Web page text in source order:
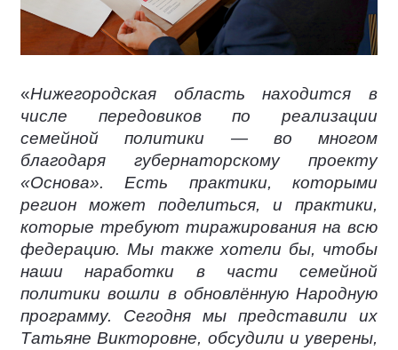
«Нижегородская область находится в
числе передовиков по реализации
семейной политики — во многом
благодаря губернаторскому проекту
«Основа». Есть практики, которыми
регион может поделиться, и практики,
которые требуют тиражирования на всю
федерацию. Мы также хотели бы, чтобы
наши наработки в части семейной
политики вошли в обновлённую Народную
программу. Сегодня мы представили их
Татьяне Викторовне, обсудили и уверены,